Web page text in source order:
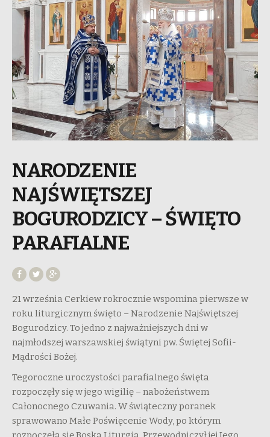
NARODZENIE
NAJŚWIĘTSZEJ
BOGURODZICY – ŚWIĘTO
PARAFIALNE
21 września Cerkiew rokrocznie wspomina pierwsze w
roku liturgicznym święto – Narodzenie Najświętszej
Bogurodzicy. To jedno z najważniejszych dni w
najmłodszej warszawskiej świątyni pw. Świętej Sofii-
Mądrości Bożej.
Tegoroczne uroczystości parafialnego święta
rozpoczęły się w jego wigilię – nabożeństwem
Całonocnego Czuwania. W świąteczny poranek
sprawowano Małe Poświęcenie Wody, po którym